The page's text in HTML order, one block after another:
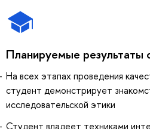
Планируемые результаты
На всех этапах проведения
студент демонстрирует
исследовательской этики
Студент владеет техниками